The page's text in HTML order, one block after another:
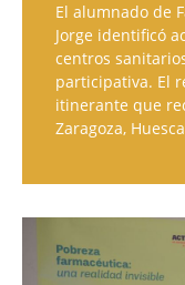
El alumnado de
Jorge identificó
centros
participativa. El
itinerante que
Zaragoza,